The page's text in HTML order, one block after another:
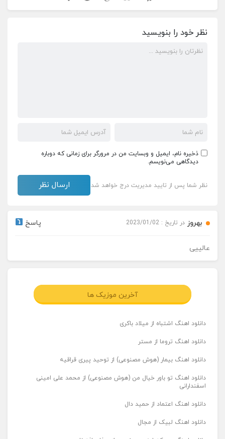
نظر خود را بنویسید
ذخیره نام، ایمیل و وبسایت من در مرورگر برای زمانی که دوباره
دیدگاهی می‌نویسم.
نظر شما پس از تایید مدیریت درج خواهد شد
بهروز در تاریخ : 2023/01/02 پاسخ
عالییی
آخرین موزیک ها
دانلود اهنگ اشتباه از میلاد باکری
دانلود اهنگ تروما از مستر
دانلود اهنگ بیمار (هوش مصنوعی) از توحید پیری قراقیه
دانلود اهنگ تو باور خیال من (هوش مصنوعی) از محمد علی امینی
اسفندارانی
دانلود اهنگ اعتماد از حمید دال
دانلود اهنگ لبیک از مجال